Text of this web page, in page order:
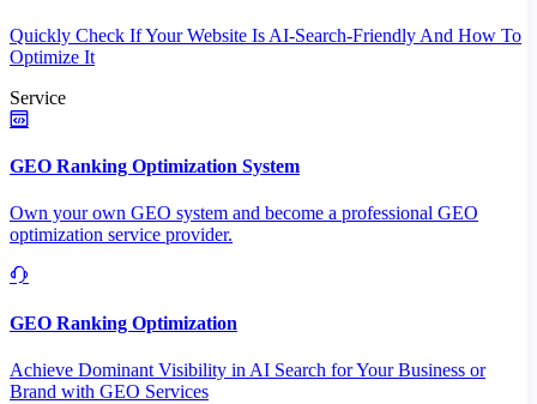
Quickly Check If Your Website Is AI-Search-Friendly And How To
Optimize It
Service
GEO Ranking Optimization System
Own your own GEO system and become a professional GEO
optimization service provider.
GEO Ranking Optimization
Achieve Dominant Visibility in AI Search for Your Business or
Brand with GEO Services​